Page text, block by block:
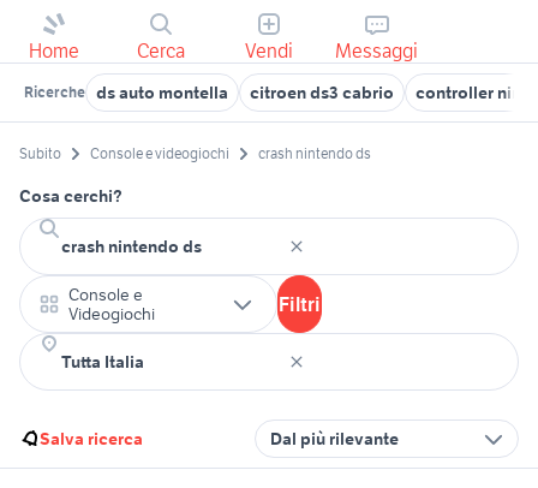
Home Cerca Vendi Messaggi
Ricerche ds auto montella citroen ds3 cabrio controller
Subito Console e videogiochi crash nintendo ds
Cosa cerchi?
Console e
Videogiochi
Filtri
Salva ricerca Dal più rilevante